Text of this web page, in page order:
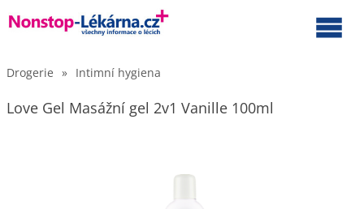
Drogerie » Intimní hygiena
Love Gel Masážní gel 2v1 Vanille 100ml